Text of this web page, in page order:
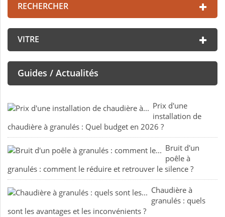
RECHERCHER
VITRE
Guides / Actualités
Prix d'une
installation de
chaudière à granulés : Quel budget en 2026 ?
Bruit d'un
poêle à
granulés : comment le réduire et retrouver le silence ?
Chaudière à
granulés : quels
sont les avantages et les inconvénients ?